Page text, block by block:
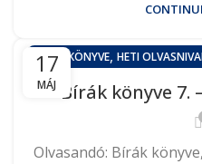
17
MÁJ
BÍRÁK KÖNYVE, HETI
Bírák könyve 7.
Olvasandó: Bírák